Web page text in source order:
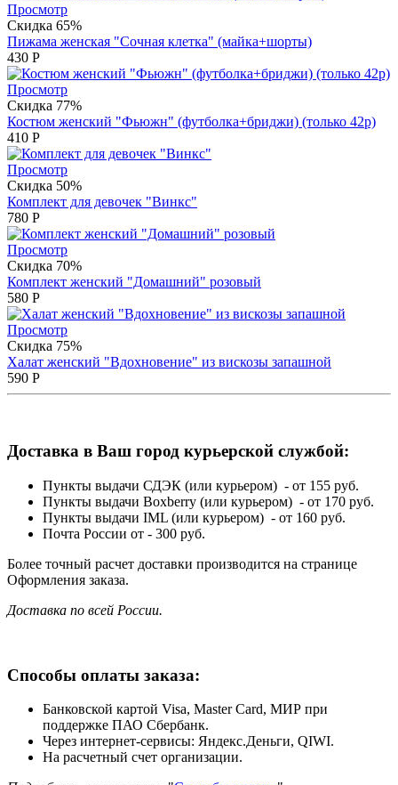
Просмотр
Скидка 65%
Пижама женская "Сочная клетка" (майка+шорты)
430 Р
Просмотр
Скидка 77%
Костюм женский "Фьюжн" (футболка+бриджи) (только 42р)
410 Р
Просмотр
Скидка 50%
Комплект для девочек "Винкс"
780 Р
Просмотр
Скидка 70%
Комплект женский "Домашний" розовый
580 Р
Просмотр
Скидка 75%
Халат женский "Вдохновение" из вискозы запашной
590 Р
Доставка в Ваш город курьерской службой:
Пункты выдачи СДЭК (или курьером) - от 155 руб.
Пункты выдачи Boxberry (или курьером) - от 170 руб.
Пункты выдачи IML (или курьером) - от 160 руб.
Почта России от - 300 руб.
Более точный расчет доставки производится на странице
Оформления заказа.
Доставка по всей России.
Способы оплаты заказа:
Банковской картой Visa, Master Card, МИР при
поддержке ПАО Сбербанк.
Через интернет-сервисы: Яндекс.Деньги, QIWI.
На расчетный счет организации.